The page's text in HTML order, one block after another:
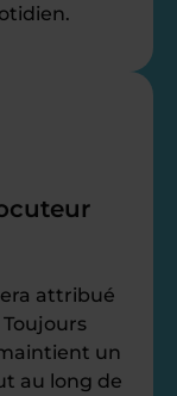
attribué
un
au long de